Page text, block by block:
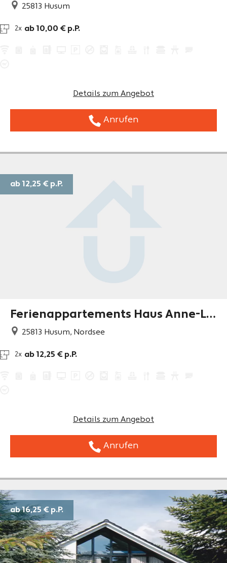
25813 Husum
2x ab 10,00 € p.P.
Details zum Angebot
Anrufen
Ferienappartements Haus Anne-Le
ne25813 Husum, Nordsee
2x ab 12,25 € p.P.
Details zum Angebot
Anrufen
ab 12,25 € p.P.
ab 16,25 € p.P.